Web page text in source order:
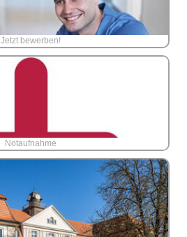
Jetzt bewerben!
Notaufnahme